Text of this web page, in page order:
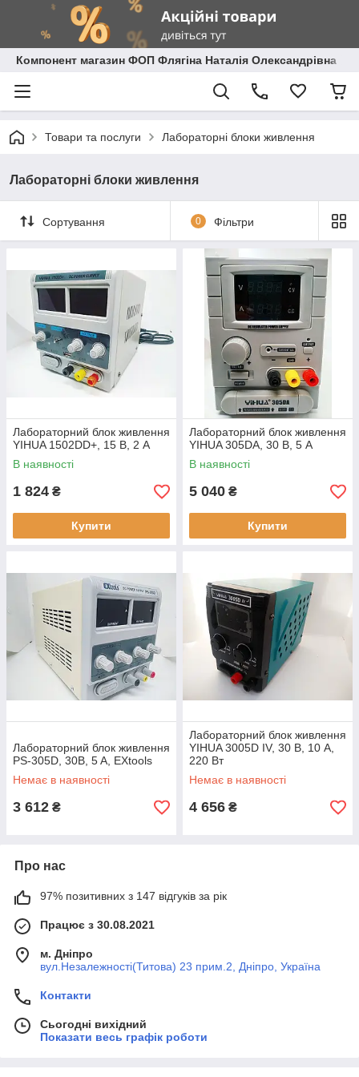
Компонент магазин ФОП Флягіна Наталія Олександрівна
Товари та послуги Лабораторні блоки живлення
Лабораторні блоки живлення
Сортування 0 Фільтри
Лабораторний блок живлення
YIHUA 1502DD+, 15 В, 2 А
В наявності
1 824 ₴
Купити
Лабораторний блок живлення
YIHUA 305DA, 30 В, 5 А
В наявності
5 040 ₴
Купити
Лабораторний блок живлення
PS-305D, 30B, 5 A, EXtools
Немає в наявності
3 612 ₴
Лабораторний блок живлення
YIHUA 3005D IV, 30 В, 10 А,
220 Вт
Немає в наявності
4 656 ₴
Про нас
97% позитивних з 147 відгуків за рік
Працює з 30.08.2021
м. Дніпро
вул.Незалежності(Титова) 23 прим.2, Дніпро, Україна
Контакти
Сьогодні вихідний
Показати весь графік роботи